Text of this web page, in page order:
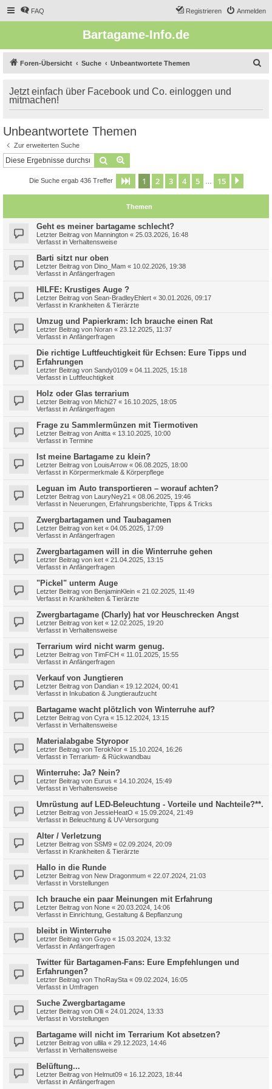
FAQ Anmelden
Registrieren
Bartagame-Info.de
Foren-Übersicht Suche Unbeantwortete Themen
Jetzt einfach über Facebook und Co. einloggen und
mitmachen!
Unbeantwortete Themen
Zur erweiterten Suche
Suche
Die Suche ergab 436 Treffer Seite 1von 15
1 2 3 4 5 15
Themen
Geht es meiner bartagame schlecht?
Letzter Beitrag von Mannington « 25.03.2026, 16:48
Verfasst in Verhaltensweise
Barti sitzt nur oben
Letzter Beitrag von Dino_Mam « 10.02.2026, 19:38
Verfasst in Anfängerfragen
HILFE: Krustiges Auge ?
Letzter Beitrag von Sean-BradleyEhlert « 30.01.2026, 09:17
Verfasst in Krankheiten & Tierärzte
Umzug und Papierkram: Ich brauche einen Rat
Letzter Beitrag von Noran « 23.12.2025, 11:37
Verfasst in Anfängerfragen
Die richtige Luftfeuchtigkeit für Echsen: Eure Tipps und
Erfahrungen
Letzter Beitrag von Sandy0109 « 04.11.2025, 15:18
Verfasst in Luftfeuchtigkeit
Holz oder Glas terrarium
Letzter Beitrag von Michi27 « 16.10.2025, 18:05
Verfasst in Anfängerfragen
Frage zu Sammlermünzen mit Tiermotiven
Letzter Beitrag von Anitta « 13.10.2025, 10:00
Verfasst in Termine
Ist meine Bartagame zu klein?
Letzter Beitrag von LouisArrow « 06.08.2025, 18:00
Verfasst in Körpermerkmale & Körperpflege
Leguan im Auto transportieren – worauf achten?
Letzter Beitrag von LauryNey21 « 08.06.2025, 19:46
Verfasst in Neuerungen, Erfahrungsberichte, Tipps & Tricks
Zwergbartagamen und Taubagamen
Letzter Beitrag von ket « 04.05.2025, 17:09
Verfasst in Anfängerfragen
Zwergbartagamen will in die Winterruhe gehen
Letzter Beitrag von ket « 21.04.2025, 13:15
Verfasst in Anfängerfragen
"Pickel" unterm Auge
Letzter Beitrag von BenjaminKlein « 21.02.2025, 11:49
Verfasst in Krankheiten & Tierärzte
Zwergbartagame (Charly) hat vor Heuschrecken Angst
Letzter Beitrag von ket « 12.02.2025, 19:20
Verfasst in Verhaltensweise
Terrarium wird nicht warm genug.
Letzter Beitrag von TimFCH « 11.01.2025, 15:55
Verfasst in Anfängerfragen
Verkauf von Jungtieren
Letzter Beitrag von Dandian « 19.12.2024, 00:41
Verfasst in Inkubation & Jungtieraufzucht
Bartagame wacht plötzlich von Winterruhe auf?
Letzter Beitrag von Cyra « 15.12.2024, 13:15
Verfasst in Verhaltensweise
Materialabgabe Styropor
Letzter Beitrag von TerokNor « 15.10.2024, 16:26
Verfasst in Terrarium- & Rückwandbau
Winterruhe: Ja? Nein?
Letzter Beitrag von Eurus « 14.10.2024, 15:49
Verfasst in Verhaltensweise
Umrüstung auf LED-Beleuchtung - Vorteile und Nachteile?**.
Letzter Beitrag von JessieHeatO « 15.09.2024, 21:49
Verfasst in Beleuchtung & UV-Versorgung
Alter / Verletzung
Letzter Beitrag von SSM9 « 02.09.2024, 20:09
Verfasst in Krankheiten & Tierärzte
Hallo in die Runde
Letzter Beitrag von New Dragonmum « 22.07.2024, 21:03
Verfasst in Vorstellungen
Ich brauche ein paar Meinungen mit Erfahrung
Letzter Beitrag von None « 20.03.2024, 14:06
Verfasst in Einrichtung, Gestaltung & Bepflanzung
bleibt in Winterruhe
Letzter Beitrag von Goyo « 15.03.2024, 13:32
Verfasst in Anfängerfragen
Twitter für Bartagamen-Fans: Eure Empfehlungen und
Erfahrungen?
Letzter Beitrag von ThoRaySta « 09.02.2024, 16:05
Verfasst in Umfragen
Suche Zwergbartagame
Letzter Beitrag von Olli « 24.01.2024, 13:33
Verfasst in Vorstellungen
Bartagame will nicht im Terrarium Kot absetzen?
Letzter Beitrag von ullila « 29.12.2023, 14:46
Verfasst in Verhaltensweise
Belüftung...
Letzter Beitrag von Helmut09 « 16.12.2023, 18:44
Verfasst in Anfängerfragen